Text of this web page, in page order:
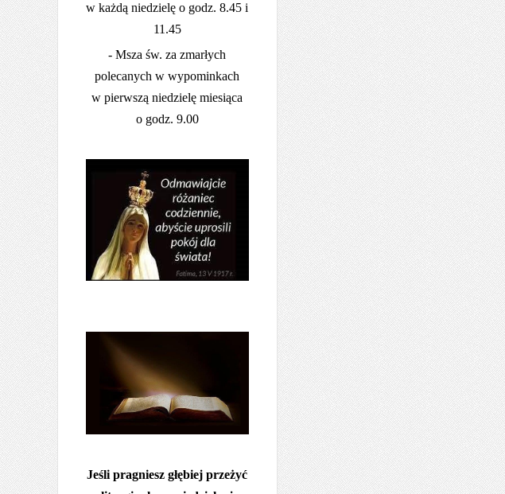
w każdą niedzielę o godz. 8.45 i
11.45
- Msza św. za zmarłych
polecanych w wypominkach
w pierwszą niedzielę miesiąca
o godz. 9.00
Jeśli pragniesz głębiej przeżyć